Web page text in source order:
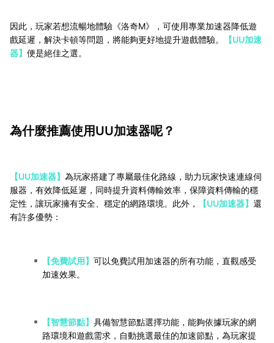
因此，玩家若想流暢地體驗《洛奇M》，可使用專業加速器降低遊
戲延遲，解決卡頓等問題，將能夠更好地提升遊戲體驗。
【UU加速
器】 便是絕佳之選。
為什麼推薦使用UU加速器呢？
【UU加速器】 為玩家搭建了專屬最佳化路線，助力玩家快速連線伺
服器，有效降低延遲，同時提升資料傳輸效率，保障資料傳輸的穩
定性，讓玩家擁有安全、穩定的網路環境。此外，
【UU加速器】 還
有許多優勢：
【免費試用】 可以免費試用加速器的所有功能，直觀感受
加速效果。
【智慧節點】 具備智慧節點選擇功能，能夠依據玩家的網
路環境和遊戲需求，自動挑選最佳的加速節點，為玩家提